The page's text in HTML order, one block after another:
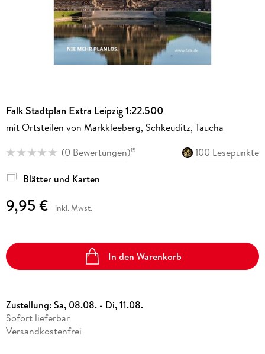
Falk Stadtplan Extra Leipzig 1:22.500
mit Ortsteilen von Markkleeberg, Schkeuditz, Taucha
(0 Bewertungen)15 100 Lesepunkte
Blätter und Karten
9,95 € inkl. Mwst.
In den Warenkorb
Zustellung:Sa, 08.08. - Di, 11.08.
Sofort lieferbar
Versandkostenfrei